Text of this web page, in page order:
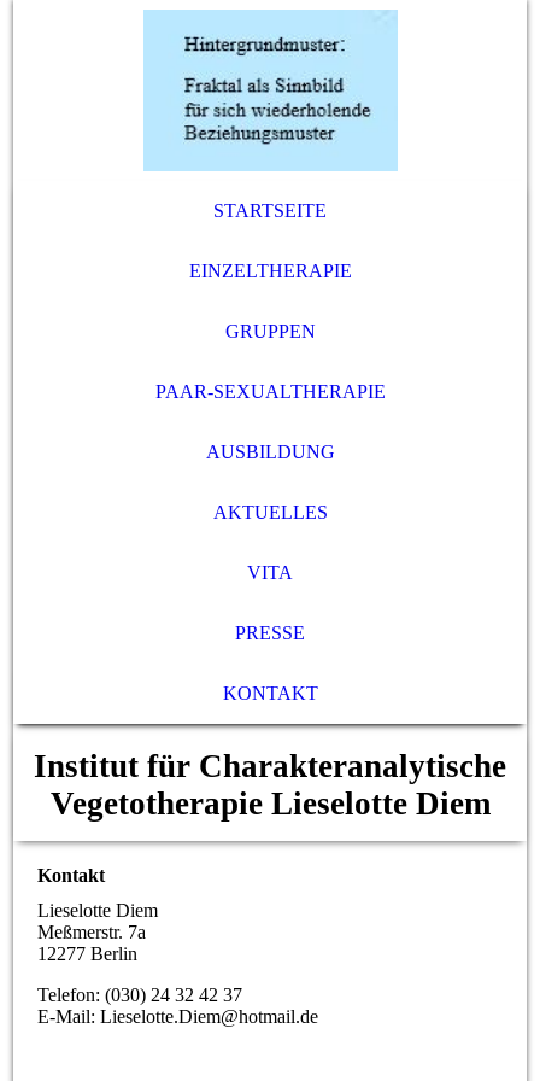
STARTSEITE
EINZELTHERAPIE
GRUPPEN
PAAR-SEXUALTHERAPIE
AUSBILDUNG
AKTUELLES
VITA
PRESSE
KONTAKT
Institut für Charakteranalytische
Vegetotherapie Lieselotte Diem
Kontakt
Lieselotte Diem
Meßmerstr. 7a
12277 Berlin
Telefon: (030) 24 32 42 37
E-Mail: Lieselotte.Diem@hotmail.de